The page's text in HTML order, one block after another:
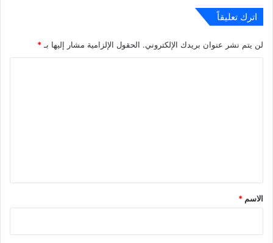
اترك تعليقاً
لن يتم نشر عنوان بريدك الإلكتروني. الحقول الإلزامية مشار إليها بـ *
*
الاسم *